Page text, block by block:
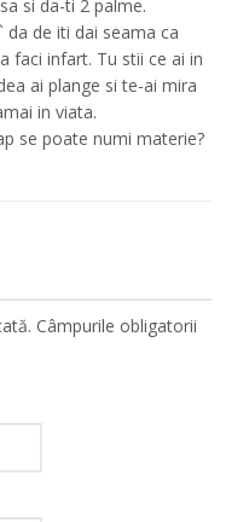
si da-ti 2 palme.
da de iti dai seama ca
faci infart. Tu stii ce ai in
ai plange si te-ai mira
in viata.
se poate numi materie?
Câmpurile obligatorii